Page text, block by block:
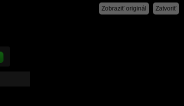
Zatvoriť
Zobraziť originál